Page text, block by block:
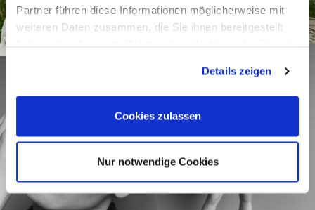
Partner führen diese Informationen möglicherweise mit
weiteren Daten zusammen, die Sie ihnen bereitgestellt
Details zeigen
Cookies zulassen
Nur notwendige Cookies